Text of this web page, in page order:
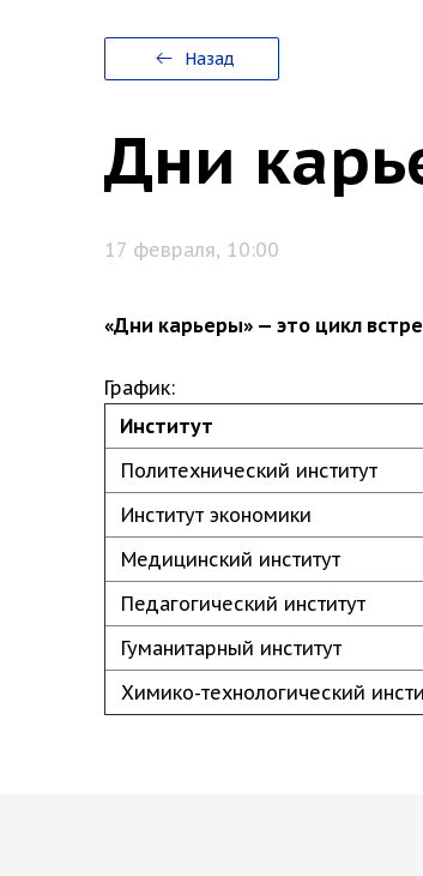
Назад
Дни
17 февраля, 10:00
«Дни карьеры» — это цикл
График:
Институт
Политехнический институт
Институт экономики
Медицинский институт
Педагогический институт
Гуманитарный институт
Химико-технологический